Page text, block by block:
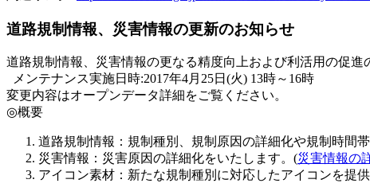
道路規制情報、災害情報の更新のお知らせ
道路規制情報、災害情報の更なる精度向上および利活用の促進
メンテナンス実施日時:2017年4月25日(火) 13時～16時
変更内容はオープンデータ詳細をご覧ください。
◎概要
道路規制情報：規制種別、規制原因の詳細化や規制時間
災害情報：災害原因の詳細化をいたします。(災害情報の
アイコン素材：新たな規制種別に対応したアイコンを提